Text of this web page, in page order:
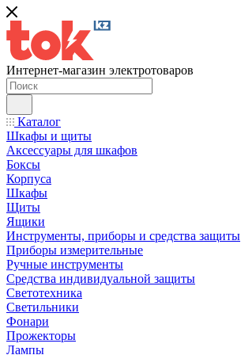
Интернет-магазин электротоваров
Каталог
Шкафы и щиты
Аксессуары для шкафов
Боксы
Корпуса
Шкафы
Щиты
Ящики
Инструменты, приборы и средства защиты
Приборы измерительные
Ручные инструменты
Средства индивидуальной защиты
Светотехника
Светильники
Фонари
Прожекторы
Лампы